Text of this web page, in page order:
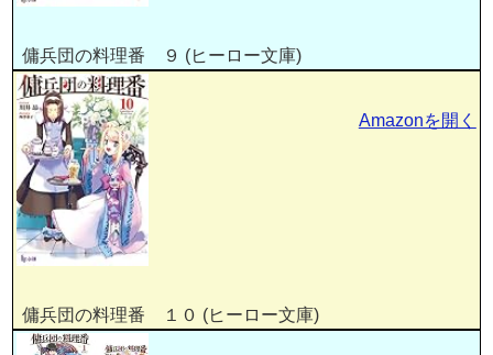
傭兵団の料理番 ９ (ヒーロー文庫)
傭兵団の料理番 １０ (ヒーロー文庫)
Amazonを開く